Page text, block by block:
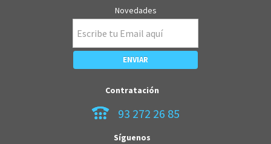
Novedades
Contratación
93 272 26 85
Síguenos